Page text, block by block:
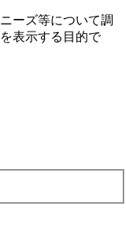
ーズ等について調
表⽰する⽬的で